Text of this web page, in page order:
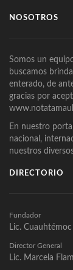
NOSOTROS
Somos un
buscamos
enterado, de
gracias por
En nuestro
nacional,
nuestros
DIRECTORIO
Fundador
Lic.
Director General
Lic. Marcela